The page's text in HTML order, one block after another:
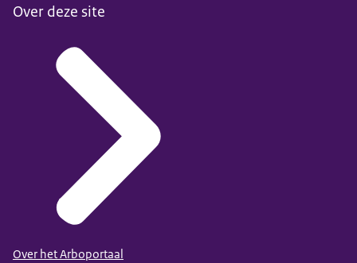
Over deze site
Over het Arboportaal